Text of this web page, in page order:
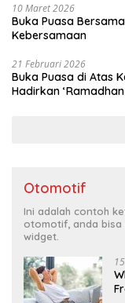
10 Maret 2026
Buka Puasa
Kebersamaan
21 Februari 2026
Buka Puasa di Atas
Hadirkan
Otomotif
Ini adalah contoh
otomotif, anda bisa
widget.